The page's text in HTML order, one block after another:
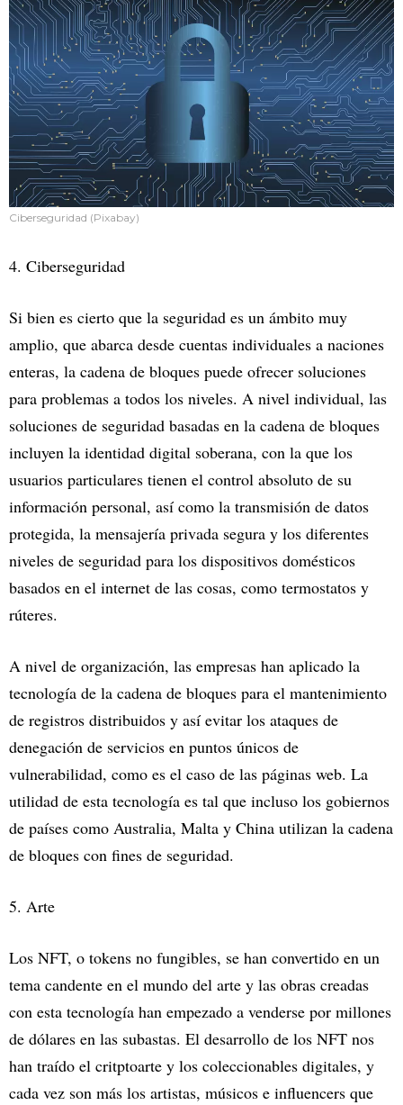
Ciberseguridad (Pixabay)
4. Ciberseguridad
Si bien es cierto que la seguridad es un ámbito muy
amplio, que abarca desde cuentas individuales a naciones
enteras, la cadena de bloques puede ofrecer soluciones
para problemas a todos los niveles. A nivel individual, las
soluciones de seguridad basadas en la cadena de bloques
incluyen la identidad digital soberana, con la que los
usuarios particulares tienen el control absoluto de su
información personal, así como la transmisión de datos
protegida, la mensajería privada segura y los diferentes
niveles de seguridad para los dispositivos domésticos
basados en el internet de las cosas, como termostatos y
rúteres.
A nivel de organización, las empresas han aplicado la
tecnología de la cadena de bloques para el mantenimiento
de registros distribuidos y así evitar los ataques de
denegación de servicios en puntos únicos de
vulnerabilidad, como es el caso de las páginas web. La
utilidad de esta tecnología es tal que incluso los gobiernos
de países como Australia, Malta y China utilizan la cadena
de bloques con fines de seguridad.
5. Arte
Los NFT, o tokens no fungibles, se han convertido en un
tema candente en el mundo del arte y las obras creadas
con esta tecnología han empezado a venderse por millones
de dólares en las subastas. El desarrollo de los NFT nos
han traído el critptoarte y los coleccionables digitales, y
cada vez son más los artistas, músicos e influencers que